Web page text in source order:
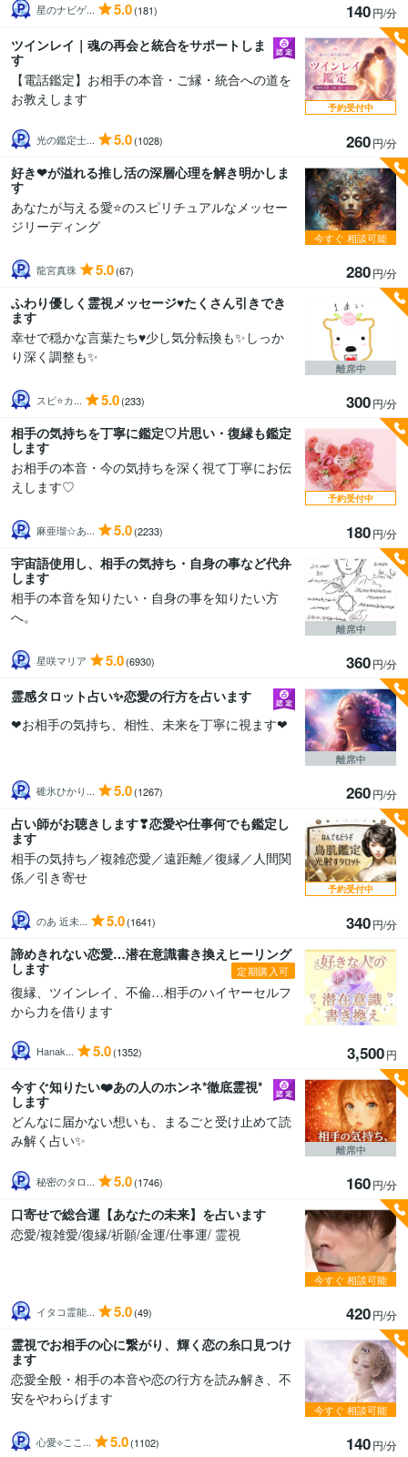
星のナビゲ... 5.0(181) 140円/分
ツインレイ｜魂の再会と統合をサポートしま
す
【電話鑑定】お相手の本音・ご縁・統合への道を
お教えします
光の鑑定士... 5.0(1028) 260円/分
予約受付中
好き❤が溢れる推し活の深層心理を解き明かしま
す
あなたが与える愛⭐️のスピリチュアルなメッセー
ジリーディング
龍宮真珠 5.0(67) 280円/分
今すぐ 相談可能
ふわり優しく霊視メッセージ♥️たくさん引きでき
ます
幸せで穏かな言葉たち♥️少し気分転換も✨しっか
り深く調整も✨
スピ⭐️カ... 5.0(233) 300円/分
離席中
相手の気持ちを丁寧に鑑定♡片思い・復縁も鑑定
します
お相手の本音・今の気持ちを深く視て丁寧にお伝
えします♡
麻亜瑠☆あ... 5.0(2233) 180円/分
予約受付中
宇宙語使用し、相手の気持ち・自身の事など代弁
します
相手の本音を知りたい・自身の事を知りたい方
へ。
星咲マリア 5.0(6930) 360円/分
離席中
霊感タロット占い✨恋愛の行方を占います
❤︎お相手の気持ち、相性、未来を丁寧に視ます❤︎
碓氷ひかり... 5.0(1267) 260円/分
離席中
占い師がお聴きします❣恋愛や仕事何でも鑑定し
ます
相手の気持ち／複雑恋愛／遠距離／復縁／人間関
係／引き寄せ
のあ 近未... 5.0(1641) 340円/分
予約受付中
諦めきれない恋愛…潜在意識書き換えヒーリング
します
定期購入可
復縁、ツインレイ、不倫…相手のハイヤーセルフ
から力を借ります
Hanak... 5.0(1352) 3,500円
今すぐ知りたい❤️あの人のホンネ*徹底霊視*
します
どんなに届かない想いも、まるごと受け止めて読
み解く占い✨
秘密のタロ... 5.0(1746) 160円/分
離席中
口寄せで総合運【あなたの未来】を占います
恋愛/複雑愛/復縁/祈願/金運/仕事運/ 霊視
イタコ霊能... 5.0(49) 420円/分
今すぐ 相談可能
霊視でお相手の心に繋がり、輝く恋の糸口見つけ
ます
恋愛全般・相手の本音や恋の行方を読み解き、不
安をやわらげます
心愛⟡ここ... 5.0(1102) 140円/分
今すぐ 相談可能